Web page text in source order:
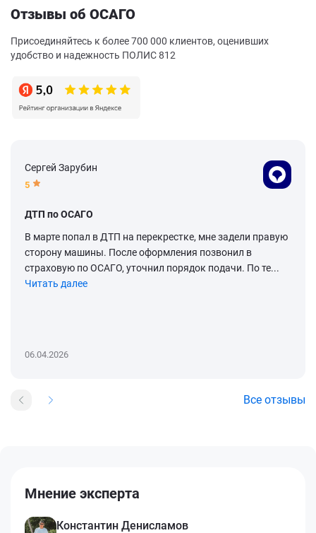
Отзывы об ОСАГО
Присоединяйтесь к более 700 000 клиентов, оценивших
удобство и надежность ПОЛИС 812
Сергей Зарубин
5
ДТП по ОСАГО
В марте попал в ДТП на перекрестке, мне задели правую
сторону машины. После оформления позвонил в
страховую по ОСАГО, уточнил порядок подачи. По те...
Читать далее
06.04.2026
Все отзывы
Мнение эксперта
Константин Денисламов